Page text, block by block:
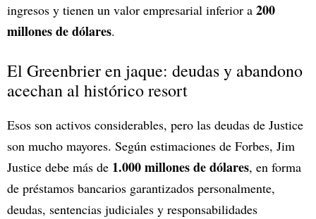
ingresos y tienen un valor empresarial inferior a 200
millones de dólares.
El Greenbrier en jaque: deudas y abandono
acechan al histórico resort
Esos son activos considerables, pero las deudas de Justice
son mucho mayores. Según estimaciones de Forbes, Jim
Justice debe más de 1.000 millones de dólares, en forma
de préstamos bancarios garantizados personalmente,
deudas, sentencias judiciales y responsabilidades